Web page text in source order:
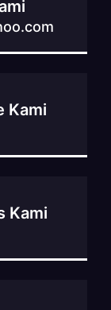
Kami
Kami